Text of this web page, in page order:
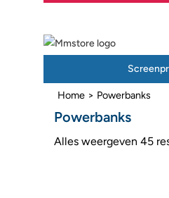
Home > Powerbanks
Powerbanks
Alles weergeven 45